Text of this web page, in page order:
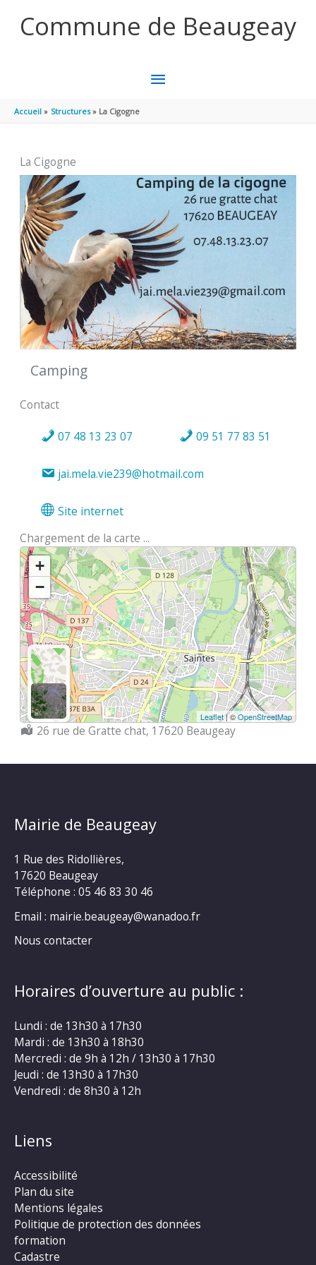
Commune de Beaugeay
MENU
Accueil Structures La Cigogne
La Cigogne
Camping
Contact
07 48 13 23 07 09 51 77 83 51
jai.mela.vie239@hotmail.com
Site internet
Chargement de la carte ...
+
−
Leaflet| ©OpenStreetMap
Localisation :
26 rue de Gratte chat, 17620 Beaugeay
Mairie de Beaugeay
1 Rue des Ridollières,
17620 Beaugeay
Téléphone : 05 46 83 30 46
Email : mairie.beaugeay@wanadoo.fr
Nous contacter
Horaires d’ouverture au public :
Lundi : de 13h30 à 17h30
Mardi : de 13h30 à 18h30
Mercredi : de 9h à 12h / 13h30 à 17h30
Jeudi : de 13h30 à 17h30
Vendredi : de 8h30 à 12h
Liens
Accessibilité
Plan du site
Mentions légales
Politique de protection des données
formation
Cadastre